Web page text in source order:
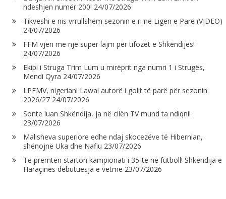
ndeshjen numër 200! 24/07/2026
Tikveshi e nis vrrullshëm sezonin e ri në Ligën e Parë (VIDEO)
24/07/2026
FFM vjen me një super lajm për tifozët e Shkëndijës!
24/07/2026
Ekipi i Struga Trim Lum u mirëprit nga numri 1 i Strugës,
Mendi Qyra 24/07/2026
LPFMV, nigeriani Lawal autorë i golit të parë për sezonin
2026/27 24/07/2026
Sonte luan Shkëndija, ja në cilën TV mund ta ndiqni!
23/07/2026
Malisheva superiore edhe ndaj skocezëve të Hibernian,
shënojnë Uka dhe Nafiu 23/07/2026
Të premtën starton kampionati i 35-të në futboll! Shkëndija e
Haraçinës debutuesja e vetme 23/07/2026